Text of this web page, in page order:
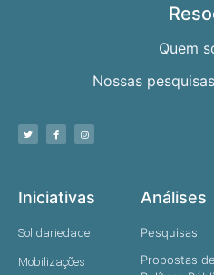
Quem
Nossas
Iniciativas
Solidariedade
Mobilizações
Análises
Pesquisas
Propostas de